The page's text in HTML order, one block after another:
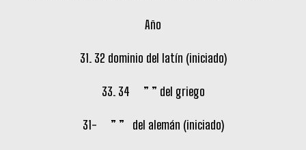
Año
31. 32 dominio del latín (iniciado)
33. 34 ” ” del griego
31- ” ” del alemán (iniciado)